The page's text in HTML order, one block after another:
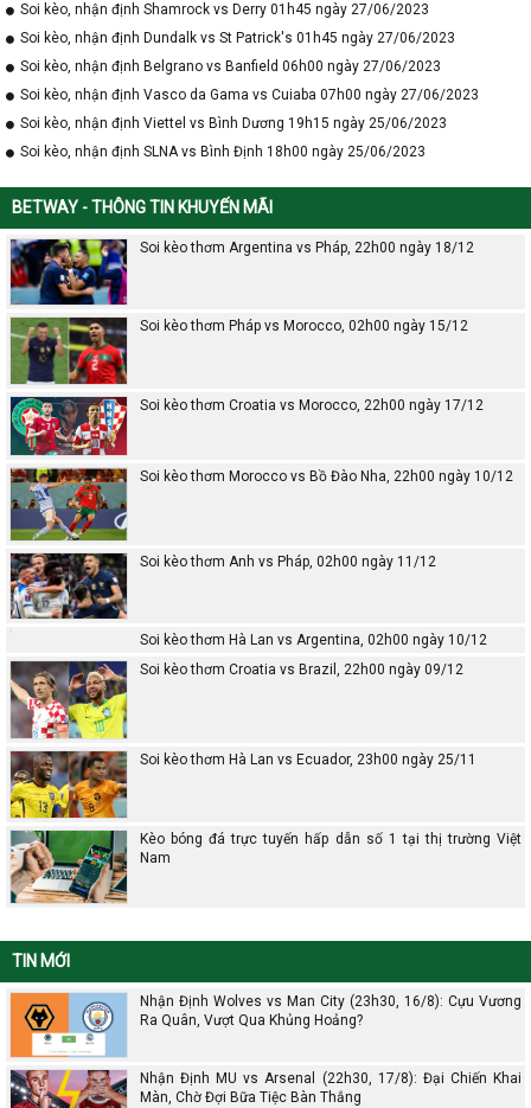
Soi kèo, nhận định Shamrock vs Derry 01h45 ngày 27/06/2023
Soi kèo, nhận định Dundalk vs St Patrick's 01h45 ngày 27/06/2023
Soi kèo, nhận định Belgrano vs Banfield 06h00 ngày 27/06/2023
Soi kèo, nhận định Vasco da Gama vs Cuiaba 07h00 ngày 27/06/2023
Soi kèo, nhận định Viettel vs Bình Dương 19h15 ngày 25/06/2023
Soi kèo, nhận định SLNA vs Bình Định 18h00 ngày 25/06/2023
BETWAY - THÔNG TIN KHUYẾN MÃI
Soi kèo thơm Argentina vs Pháp, 22h00 ngày 18/12
Soi kèo thơm Pháp vs Morocco, 02h00 ngày 15/12
Soi kèo thơm Croatia vs Morocco, 22h00 ngày 17/12
Soi kèo thơm Morocco vs Bồ Đào Nha, 22h00 ngày 10/12
Soi kèo thơm Anh vs Pháp, 02h00 ngày 11/12
Soi kèo thơm Hà Lan vs Argentina, 02h00 ngày 10/12
Soi kèo thơm Croatia vs Brazil, 22h00 ngày 09/12
Soi kèo thơm Hà Lan vs Ecuador, 23h00 ngày 25/11
Kèo bóng đá trực tuyến hấp dẫn số 1 tại thị trường Việt
Nam
TIN MỚI
Nhận Định Wolves vs Man City (23h30, 16/8): Cựu Vương
Ra Quân, Vượt Qua Khủng Hoảng?
Nhận Định MU vs Arsenal (22h30, 17/8): Đại Chiến Khai
Màn, Chờ Đợi Bữa Tiệc Bàn Thắng